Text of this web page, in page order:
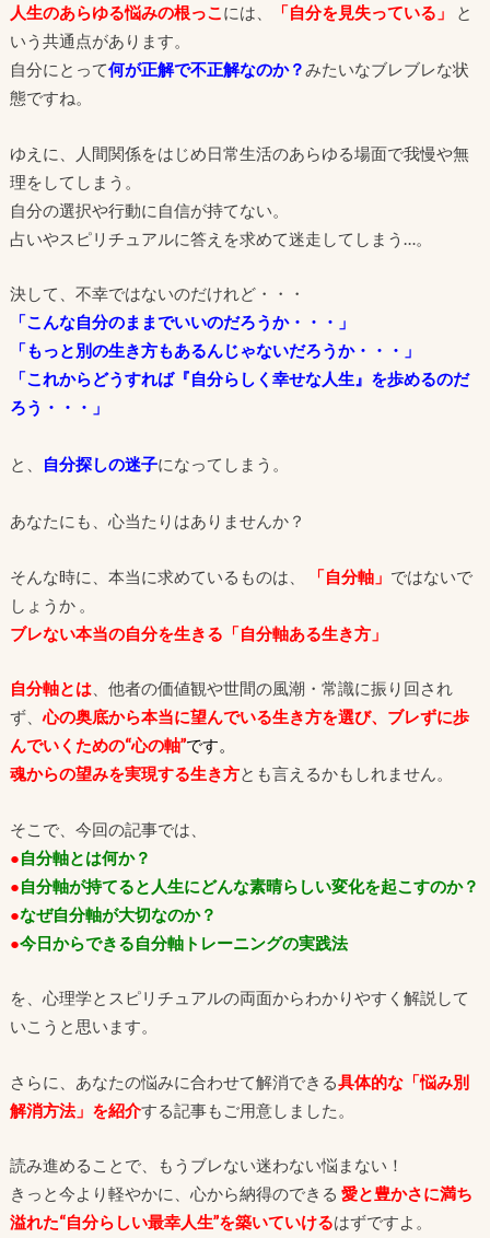
人生のあらゆる悩みの根っこ には、 「自分を見失っている」
と
いう共通点があります。
自分にとって何が正解で不正解なのか？みたいなブレブレな状
態ですね。
ゆえに、人間関係をはじめ日常生活のあらゆる場面で我慢や無
理をしてしまう。
自分の選択や行動に自信が持てない。
占いやスピリチュアルに答えを求めて迷走してしまう…。
決して、不幸ではないのだけれど・・・
「こんな自分のままでいいのだろうか・・・」
「もっと別の生き方もあるんじゃないだろうか・・・」
「これからどうすれば『自分らしく幸せな人生』を歩めるのだ
ろう・・・」
と、 自分探しの迷子になってしまう。
あなたにも、心当たりはありませんか？
そんな時に、本当に求めているものは、 「自分軸」 ではないで
しょうか 。
ブレない本当の自分を生きる「自分軸ある生き方」
自分軸とは、他者の価値観や世間の風潮・常識に振り回され
ず、心の奥底から本当に望んでいる生き方を選び、ブレずに歩
んでいくための“心の軸”です。
魂からの望みを実現する生き方とも言えるかもしれません。
そこで、今回の記事では、
●自分軸とは何か？
●自分軸が持てると人生にどんな素晴らしい変化を起こすのか？
●なぜ自分軸が大切なのか？
●今日からできる自分軸トレーニングの実践法
を、心理学とスピリチュアルの両面からわかりやすく解説して
いこうと思います。
さらに、あなたの悩みに合わせて解消できる具体的な「悩み別
解消方法」を紹介する記事もご用意しました。
読み進めることで、もうブレない迷わない悩まない！
きっと今より軽やかに、心から納得のできる 愛と豊かさに満ち
溢れた“自分らしい最幸人生”を築いていけるはずですよ。